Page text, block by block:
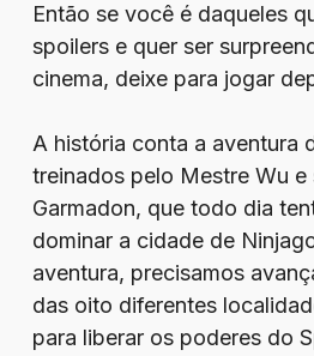
Então se você é daqueles
spoilers e quer ser
cinema, deixe para jogar
A história conta a aventura
treinados pelo Mestre Wu e
Garmadon, que todo dia
dominar a cidade de
aventura, precisamos
das oito diferentes
para liberar os poderes do